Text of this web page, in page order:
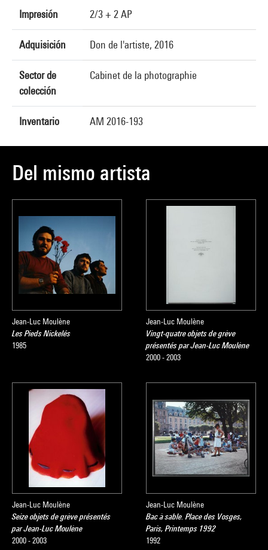
Impresión 2/3 + 2 AP
Adquisición Don de l'artiste, 2016
Sector de
colección
Cabinet de la photographie
Inventario AM 2016-193
Del mismo artista
Jean-Luc Moulène
Les Pieds Nickelés
1985
Jean-Luc Moulène
Vingt-quatre objets de grève
présentés par Jean-Luc Moulène
2000 - 2003
Jean-Luc Moulène
Seize objets de grève présentés
par Jean-Luc Moulène
2000 - 2003
Jean-Luc Moulène
Bac à sable. Place des Vosges,
Paris, Printemps 1992
1992